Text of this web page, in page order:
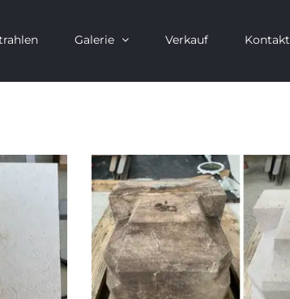
Galerie Verkauf Kontakt